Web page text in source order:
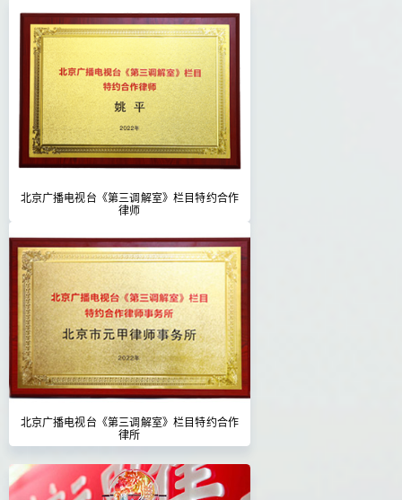
北京广播电视台《第三调解室》栏目特约合作
律师
北京广播电视台《第三调解室》栏目特约合作
律所